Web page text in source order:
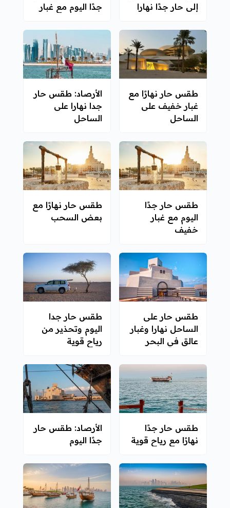
إلى حار جدًا نهارا
جدًا اليوم مع غبار
طقس حار نهارًا مع
غبار خفيف على
الساحل
الأرصاد: طقس حار
جدا نهارا على
الساحل
طقس حار جدًا
اليوم مع غبار
خفيف
طقس حار نهارًا مع
بعض السحب
طقس حار على
الساحل نهارا وغبار
عالق في البحر
طقس حار جدا
اليوم وتحذير من
رياح قوية
طقس حار جدًا
نهارًا مع رياح قوية
الأرصاد: طقس حار
جدًا اليوم